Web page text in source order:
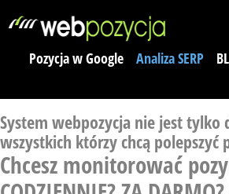
Pozycja w Google Analiza SERP
System webpozycja nie jest tylko
wszystkich którzy chcą polepszyć
Chcesz monitorować